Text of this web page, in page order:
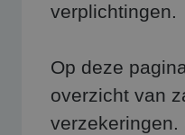
verplichtingen.
Op deze
overzicht van
verzekeringen.